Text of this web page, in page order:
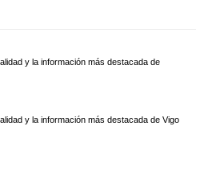
y la información más destacada de
y la información más destacada de Vigo